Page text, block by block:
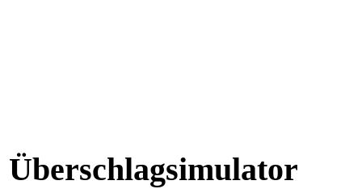
Überschlagsimulator